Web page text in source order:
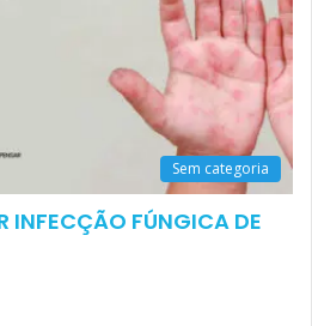
Sem categoria
INFECÇÃO FÚNGICA DE